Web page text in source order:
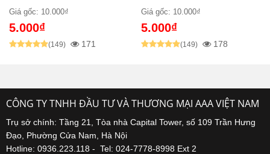
Giá gốc: 10.000₫
5.000₫
(149) 171
Giá gốc: 10.000₫
5.000₫
(149) 178
CÔNG TY TNHH ĐẦU TƯ VÀ THƯƠNG MẠI AAA VIỆT NAM
Trụ sở chính: Tầng 21, Tòa nhà Capital Tower, số 109 Trần Hưng
Đạo, Phường Cửa Nam, Hà Nội
Hotline: 0936.223.118 - Tel: 024-7778-8998 Ext 2